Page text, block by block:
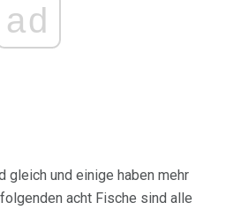
ad
gleich und einige haben mehr
acht Fische sind alle